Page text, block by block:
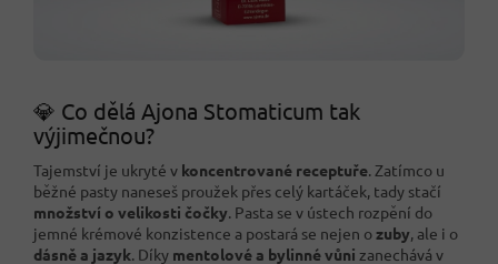
💎 Co dělá Ajona Stomaticum tak
výjimečnou?
Tajemství je ukryté v koncentrované receptuře. Zatímco u
běžné pasty naneseš proužek přes celý kartáček, tady stačí
množství o velikosti čočky. Pasta se v ústech rozpění do
jemné krémové konzistence a postará se nejen ozuby, ale i o
dásně a jazyk. Díky mentolové a bylinné vůni zanechává v